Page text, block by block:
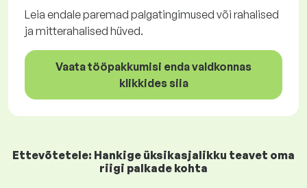
Leia endale paremad palgatingimused või rahalised
ja mitterahalised hüved.
Vaata tööpakkumisi enda valdkonnas
klikkides siia
Ettevõtetele: Hankige üksikasjalikku teavet oma
riigi palkade kohta